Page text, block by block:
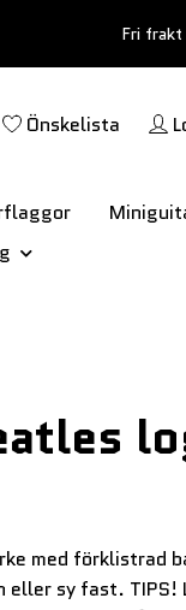
Fri
Önskelista
med förklistrad
eller sy fast. TIPS!